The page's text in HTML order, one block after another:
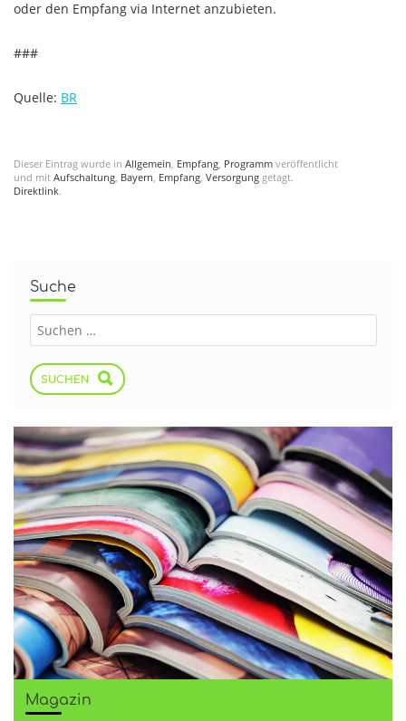
oder den Empfang via Internet anzubieten.
###
Quelle: BR
Dieser Eintrag wurde in Allgemein, Empfang, Programm veröffentlicht
und mit Aufschaltung, Bayern, Empfang, Versorgung getagt.
Direktlink.
Suche
SUCHEN
Magazin